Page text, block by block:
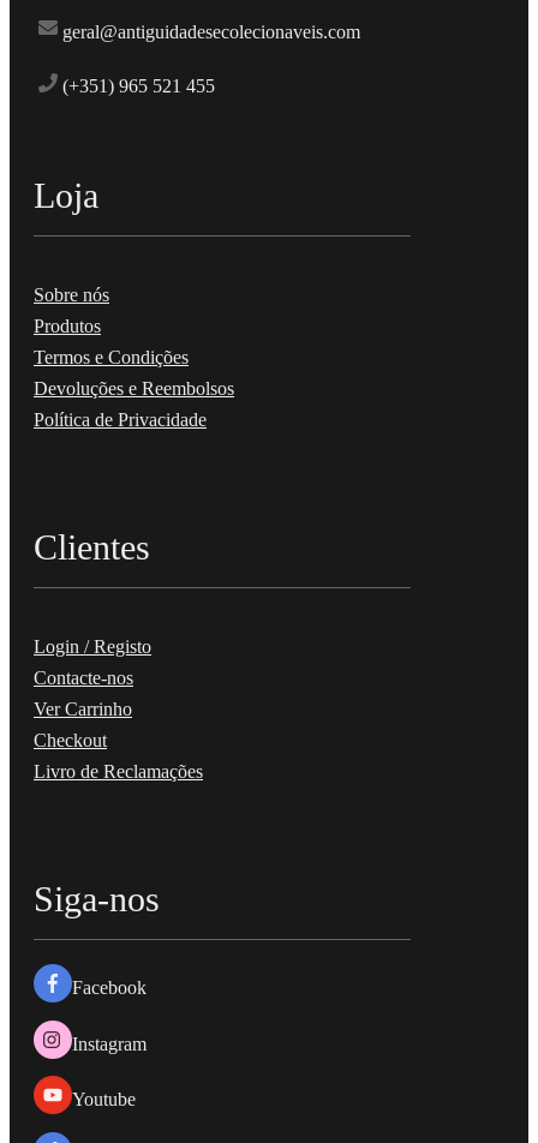
geral@antiguidadesecolecionaveis.com
(+351) 965 521 455
Loja
Sobre nós
Produtos
Termos e Condições
Devoluções e Reembolsos
Política de Privacidade
Clientes
Login / Registo
Contacte-nos
Ver Carrinho
Checkout
Livro de Reclamações
Siga-nos
Facebook
Instagram
Youtube